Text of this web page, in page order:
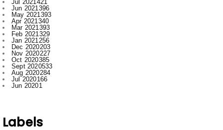
Feb 2021329
Jan 2021256
Dec 2020203
Nov 2020227
Oct 2020385
Sept 2020533
Aug 2020284
Jul 2020166
Jun 20201
Ambagarh
Ambagarh Chauki